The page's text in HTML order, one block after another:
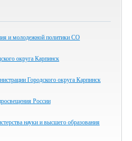
и молодежной политики СО
округа Карпинск
Городского округа Карпинск
России
науки и высшего образования